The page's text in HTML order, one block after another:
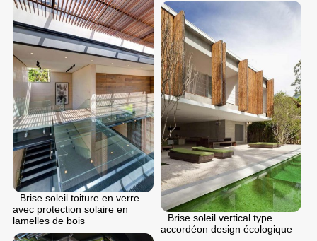
Brise soleil toiture en verre
avec protection solaire en
lamelles de bois
Brise soleil vertical type
accordéon design écologique